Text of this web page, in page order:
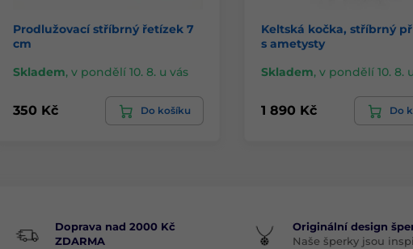
Prodlužovací stříbrný řetízek 7
cm
Skladem, v pondělí 10. 8. u vás
350 Kč Do košíku
Keltská kočka, stříbrný
s ametysty
Skladem, v pondělí 10. 8.
1 890 Kč Do
Doprava nad 2000 Kč
ZDARMA
Originální design
Naše šperky jsou